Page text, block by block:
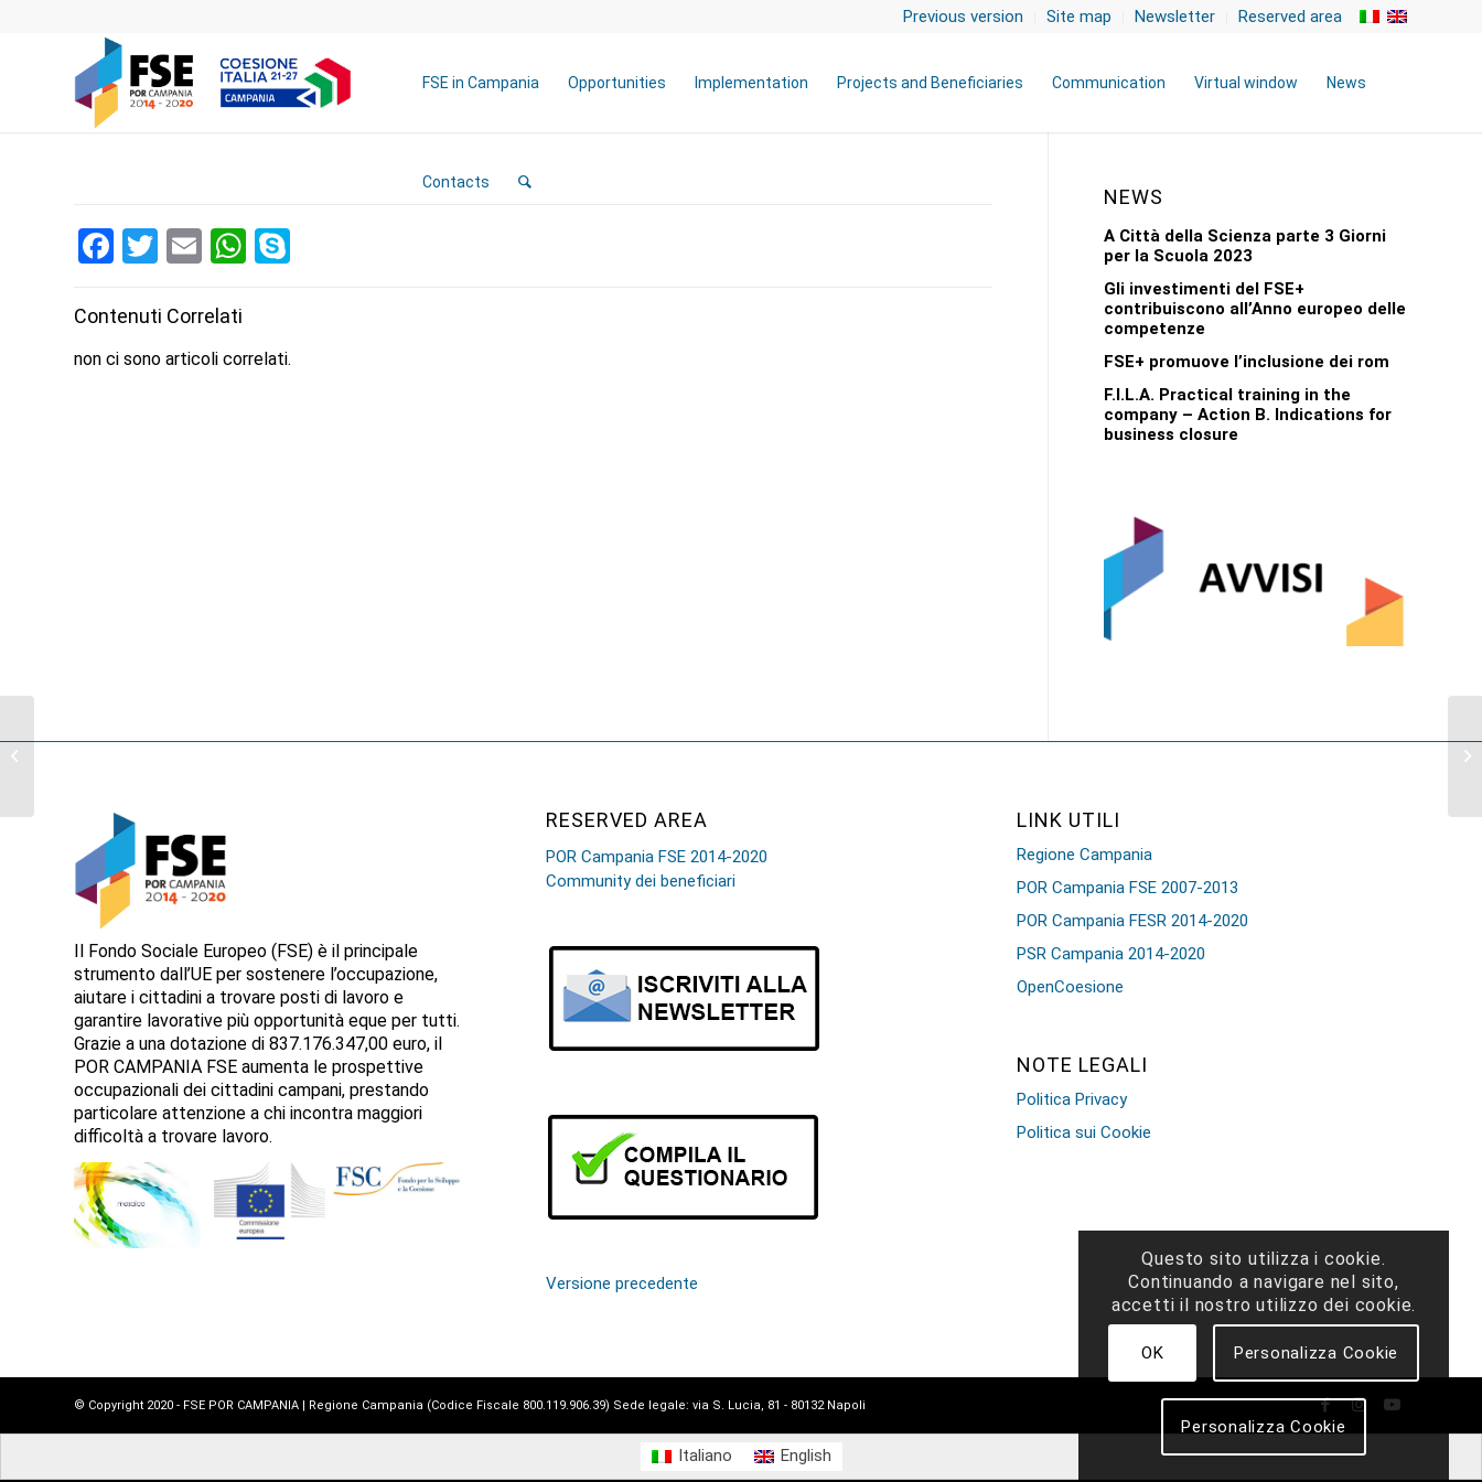
Previous version Site map Newsletter Reserved area
FSE in Campania Opportunities Implementation Projects and Beneficiaries Communication Virtual window News
Contacts
FacebookTwitter Email WhatsApp
Contenuti Correlati
non ci sono articoli correlati.
NEWS
A Città della Scienza parte 3 Giorni
per la Scuola 2023
Gli investimenti del FSE+
contribuiscono all’Anno europeo delle
competenze
FSE+ promuove l’inclusione dei rom
F.I.L.A. Practical training in the
company – Action B. Indications for
business closure
Il Fondo Sociale Europeo (FSE) è il principale
strumento dall’UE per sostenere l’occupazione,
aiutare i cittadini a trovare posti di lavoro e
garantire lavorative più opportunità eque per tutti.
Grazie a una dotazione di 837.176.347,00 euro, il
POR CAMPANIA FSE aumenta le prospettive
occupazionali dei cittadini campani, prestando
particolare attenzione a chi incontra maggiori
difficoltà a trovare lavoro.
RESERVED AREA
POR Campania FSE 2014-2020
Community dei beneficiari
Versione precedente
LINK UTILI
Regione Campania
POR Campania FSE 2007-2013
POR Campania FESR 2014-2020
PSR Campania 2014-2020
OpenCoesione
NOTE LEGALI
Politica Privacy
Politica sui Cookie
© Copyright 2020 - FSE POR CAMPANIA | Regione Campania (Codice Fiscale 800.119.906.39) Sede legale: via S. Lucia, 81 - 80132 Napoli
Questo sito utilizza i cookie.
Continuando a navigare nel sito,
accetti il ​​nostro utilizzo dei cookie.
OK Personalizza Cookie
Personalizza Cookie
Italiano
English